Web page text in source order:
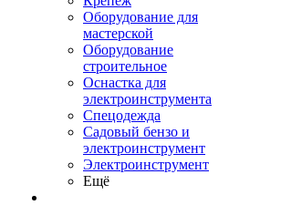
Оборудование для
мастерской
Оборудование
строительное
Оснастка для
электроинструмента
Спецодежда
Садовый бензо и
электроинструмент
Электроинструмент
Ещё